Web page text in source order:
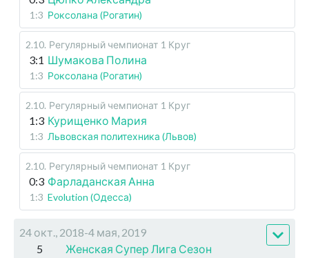
1:3 Роксолана (Рогатин)
2.10. Регулярный чемпионат 1 Круг
3:1 Шумакова Полина
1:3 Роксолана (Рогатин)
2.10. Регулярный чемпионат 1 Круг
1:3 Курищенко Мария
1:3 Львовская политехника (Львов)
2.10. Регулярный чемпионат 1 Круг
0:3 Фарладанская Анна
1:3 Evolution (Одесса)
24 окт., 2018-4 мая, 2019
5
Женская Супер Лига Сезон